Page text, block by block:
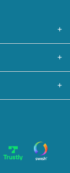
+
+
+